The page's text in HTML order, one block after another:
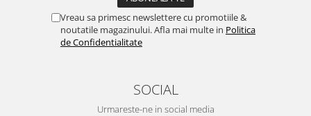
Vreau sa primesc newslettere cu promotiile &
noutatile magazinului. Afla mai multe in Politica
de Confidentialitate
SOCIAL
Urmareste-ne in social media